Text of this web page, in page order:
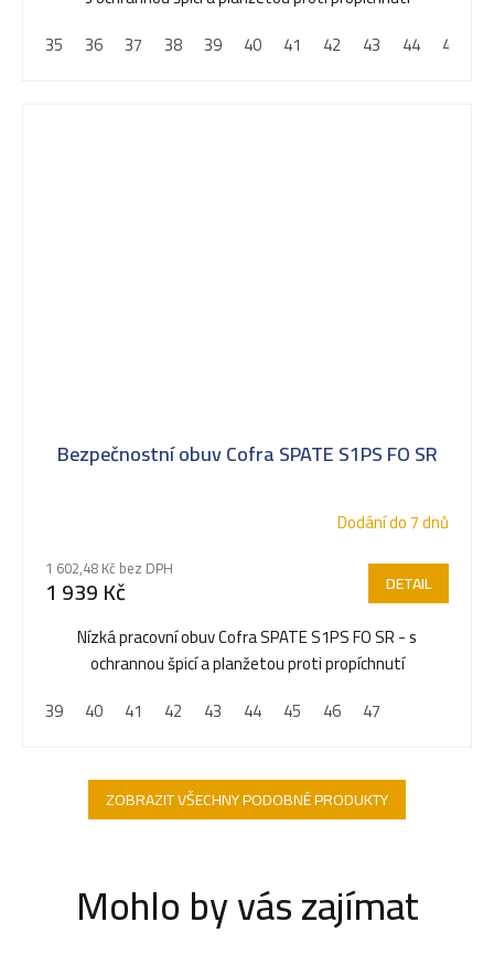
35
36 37 38 39 40 41 42 43 44 45
Bezpečnostní obuv Cofra SPATE S1PS FO SR
Dodání do 7 dnů
1 602,48 Kč bez DPH
1 939 Kč DETAIL
Nízká pracovní obuv Cofra SPATE S1PS FO SR - s
ochrannou špicí a planžetou proti propíchnutí
39
40 41 42 43 44 45 46 47
ZOBRAZIT VŠECHNY PODOBNÉ PRODUKTY
Mohlo by vás zajímat